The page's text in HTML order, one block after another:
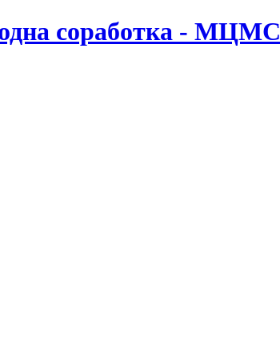
соработка - МЦМС